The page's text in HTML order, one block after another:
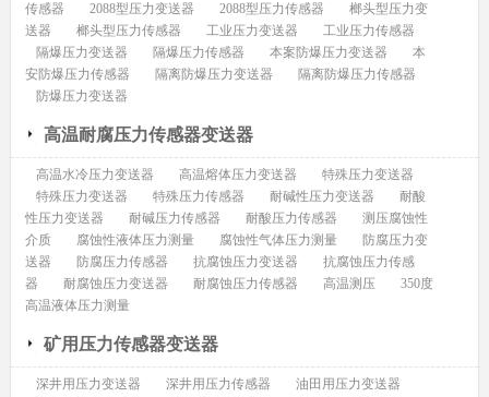
传感器
2088型压力变送器 2088型压力传感器
榔头型压力变
送器
榔头型压力传感器 工业压力变送器
工业压力传感器
隔爆压力变送器
隔爆压力传感器 本案防爆压力变送器
本
安防爆压力传感器
隔离防爆压力变送器
隔离防爆压力传感器
防爆压力变送器
高温耐腐压力传感器变送器
高温水冷压力变送器 高温熔体压力变送器
特殊压力变送器
特殊压力变送器
特殊压力传感器 耐碱性压力变送器
耐酸
性压力变送器
耐碱压力传感器 耐酸压力传感器
测压腐蚀性
介质
腐蚀性液体压力测量 腐蚀性气体压力测量
防腐压力变
送器
防腐压力传感器 抗腐蚀压力变送器
抗腐蚀压力传感
器
耐腐蚀压力变送器 耐腐蚀压力传感器 高温测压
350度
高温液体压力测量
矿用压力传感器变送器
深井用压力变送器 深井用压力传感器
油田用压力变送器